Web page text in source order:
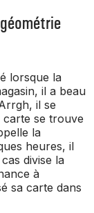
lorsque la
il a beau
il se
carte se trouve
la
heures, il
divise la
à
sa carte dans